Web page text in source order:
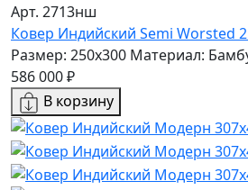
Арт. 2713нш
Ковер Индийский Semi Worsted
Размер: 250x300 Материал:
586 000 ₽
В корзину